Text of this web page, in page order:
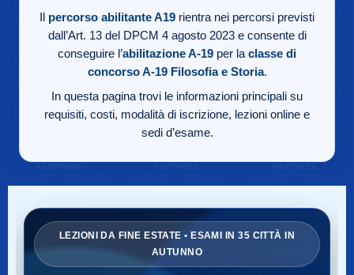
percorso abilitante A19 rientra nei percorsi previsti
dall’Art. 13 del DPCM 4 agosto 2023 e consente di
conseguire l’abilitazione A-19 per la classe di
concorso A-19 Filosofia e Storia.
In questa pagina trovi le informazioni principali su
requisiti, costi, modalità di iscrizione, lezioni online e
sedi d’esame.
LEZIONI DA FINE ESTATE • ESAMI IN 35 CITTÀ IN
AUTUNNO